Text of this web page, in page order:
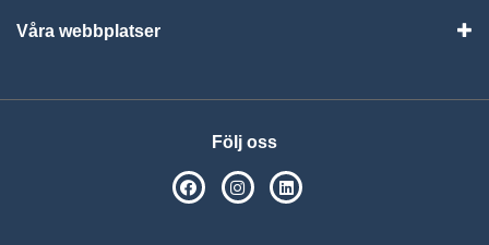
Våra webbplatser
Följ oss
SPSM på Facebook
SPSM på Instagram